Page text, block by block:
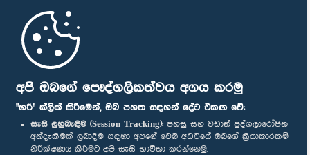
අපි ඔබගේ පෞද්ගලිකත්වය අගය කරමු
"හරි" ක්ලික් කිරීමෙන්, ඔබ පහත සඳහන් දේට එකඟ වේ:
සැසි ලුහුබැඳීම (Session Tracking): පහසු සහ වඩාත් පුද්ගලාරෝපිත
අත්දැකීමක් ලබාදීම සඳහා අපගේ වෙබ් අඩවියේ ඔබගේ ක්‍රියාකාරකම්
නිරීක්ෂණය කිරීමට අපි සැසි භාවිතා කරන්නෙමු.
මුල් පිටුව
පාර්ලිමේන්තු ජංගම යෙදුම